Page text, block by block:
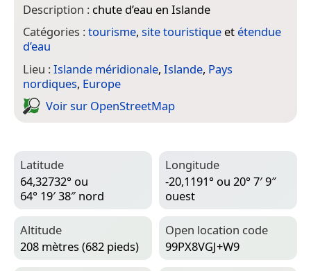
Description : chute d’eau en Islande
Catégories :tourisme, site touristique et étendue
d’eau
Lieu :Islande méridionale, Islande, Pays
nordiques, Europe
Voir sur Open­Street­Map
Latitude
64,32732° ou
64° 19′ 38″ nord
Longitude
-20,1191° ou 20° 7′ 9″
ouest
Altitude
208 mètres (682 pieds)
Open location code
99PX8VGJ+W9